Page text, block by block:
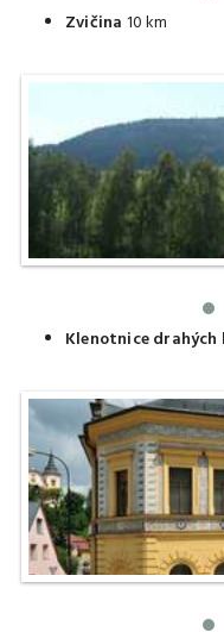
Zvičina 10 km
Klenotnice drahých